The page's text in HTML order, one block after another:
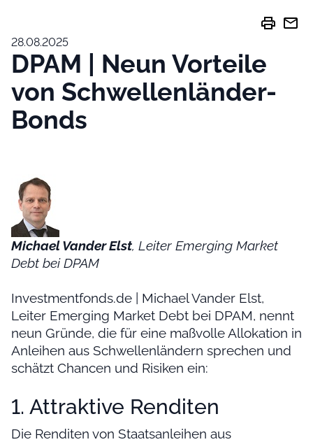
print mail
28.08.2025
DPAM | Neun Vorteile
von Schwellenländer-
Bonds
Michael Vander Elst, Leiter Emerging Market
Debt bei DPAM
Investmentfonds.de | Michael Vander Elst,
Leiter Emerging Market Debt bei DPAM, nennt
neun Gründe, die für eine maßvolle Allokation in
Anleihen aus Schwellenländern sprechen und
schätzt Chancen und Risiken ein:
1. Attraktive Renditen
Die Renditen von Staatsanleihen aus